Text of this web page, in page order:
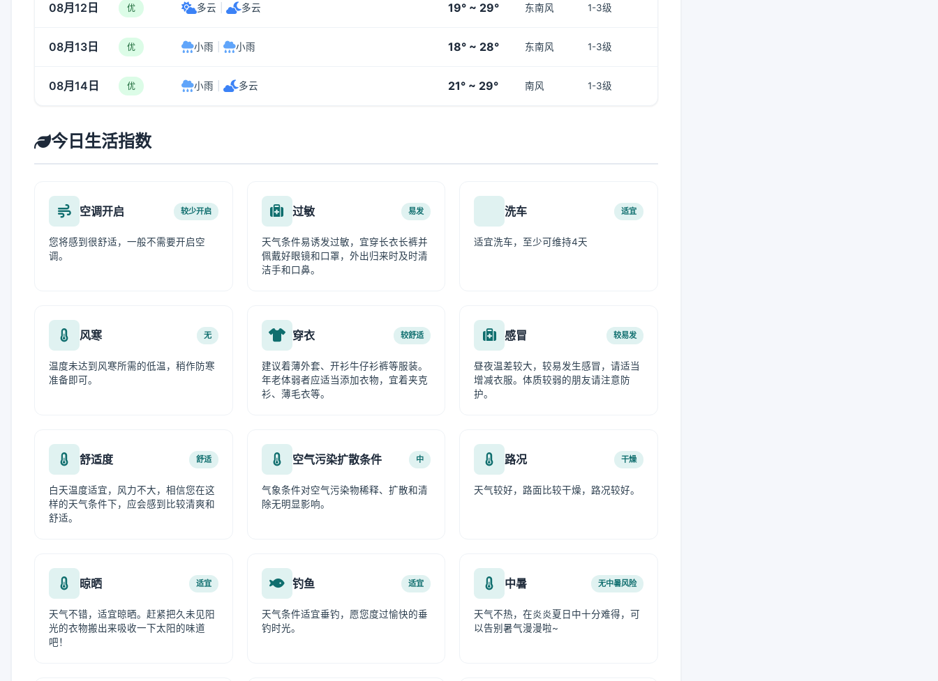
08月12日 优 多云 多云 19° ~ 29° 东南风 1-3级
08月13日 优 小雨 小雨 18° ~ 28° 东南风 1-3级
08月14日 优 小雨 多云 21° ~ 29° 南风 1-3级
今日生活指数
空调开启 较少开启
您将感到很舒适，一般不需要开启空
调。
过敏 易发
天气条件易诱发过敏，宜穿长衣长裤并
佩戴好眼镜和口罩，外出归来时及时清
洁手和口鼻。
洗车 适宜
适宜洗车，至少可维持4天
风寒 无
温度未达到风寒所需的低温，稍作防寒
准备即可。
穿衣 较舒适
建议着薄外套、开衫牛仔衫裤等服装。
年老体弱者应适当添加衣物，宜着夹克
衫、薄毛衣等。
感冒 较易发
昼夜温差较大，较易发生感冒，请适当
增减衣服。体质较弱的朋友请注意防
护。
舒适度 舒适
白天温度适宜，风力不大，相信您在这
样的天气条件下，应会感到比较清爽和
舒适。
空气污染扩散条件 中
气象条件对空气污染物稀释、扩散和清
除无明显影响。
路况 干燥
天气较好，路面比较干燥，路况较好。
晾晒 适宜
天气不错，适宜晾晒。赶紧把久未见阳
光的衣物搬出来吸收一下太阳的味道
吧！
钓鱼 适宜
天气条件适宜垂钓，愿您度过愉快的垂
钓时光。
中暑 无中暑风险
天气不热，在炎炎夏日中十分难得，可
以告别暑气漫漫啦~